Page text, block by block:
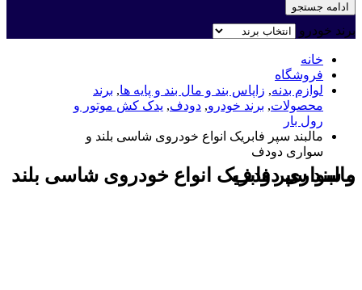
ادامه جستجو
برند خودرو
خانه
فروشگاه
لوازم بدنه, زاپاس بند و مال بند و پایه ها, برند
محصولات, برند خودرو, دودف, یدک کش موتور و
رول بار
مالبند سپر فابریک انواع خودروی شاسی بلند و
سواری دودف
مالبند سپر فابریک انواع خودروی شاسی بلند و سواری دودف